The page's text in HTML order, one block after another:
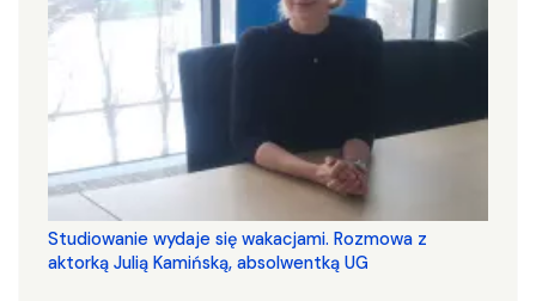
Studiowanie wydaje się wakacjami. Rozmowa z
aktorką Julią Kamińską, absolwentką UG